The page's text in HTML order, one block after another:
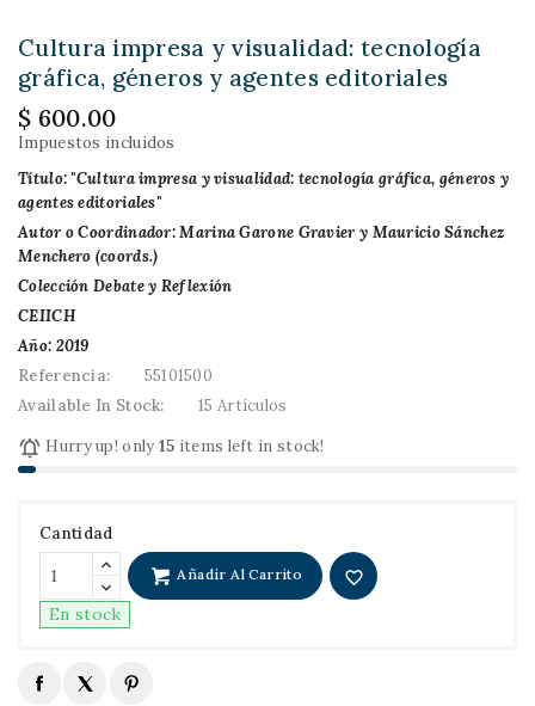
Cultura impresa y visualidad: tecnología
gráfica, géneros y agentes editoriales
$ 600.00
Impuestos incluidos
Título: "Cultura impresa y visualidad: tecnología gráfica, géneros y
agentes editoriales"
Autor o Coordinador: Marina Garone Gravier y Mauricio Sánchez
Menchero (coords.)
Colección Debate y Reflexión
CEIICH
Año: 2019
Referencia:
55101500
Available In Stock:
15 Artículos
 Hurry up! only 15 items left in stock!
Cantidad
Añadir Al Carrito favorite_border
En stock